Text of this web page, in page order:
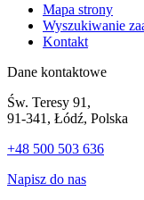
Mapa strony
Wyszukiwanie
Kontakt
Dane kontaktowe
Św. Teresy 91,
91-341, Łódź, Polska
+48 500 503 636
Napisz do nas